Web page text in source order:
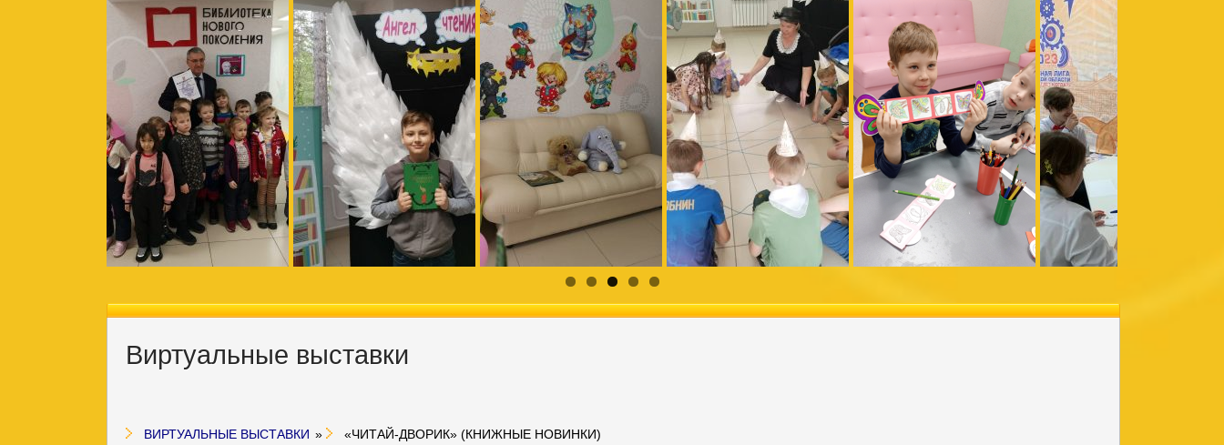
Виртуальные выставки
ВИРТУАЛЬНЫЕ ВЫСТАВКИ » «ЧИТАЙ-ДВОРИК» (КНИЖНЫЕ НОВИНКИ)